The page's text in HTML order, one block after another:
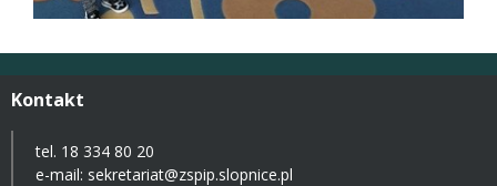
Kontakt
tel. 18 334 80 20
e-mail: sekretariat@zspip.slopnice.pl